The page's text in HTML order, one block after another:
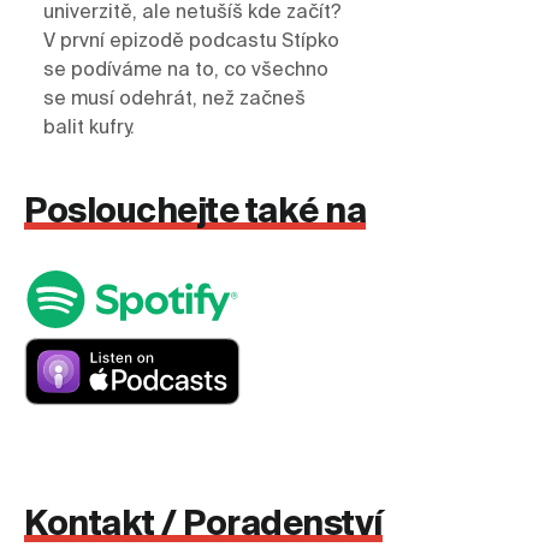
univerzitě, ale netušíš kde začít?
V první epizodě podcastu Stípko
se podíváme na to, co všechno
se musí odehrát, než začneš
balit kufry.
Poslouchejte také na
Kontakt / Poradenství